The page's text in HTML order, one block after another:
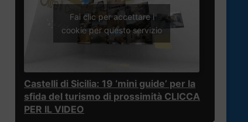
Fai clic per accettare i
cookie per questo servizio
Castelli di Sicilia: 19 ‘mini guide’ per la
sfida del turismo di prossimità CLICCA
PER IL VIDEO